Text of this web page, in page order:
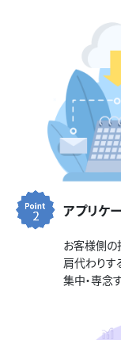
アプリケ
お客様側の
肩代わりす
集中・専念